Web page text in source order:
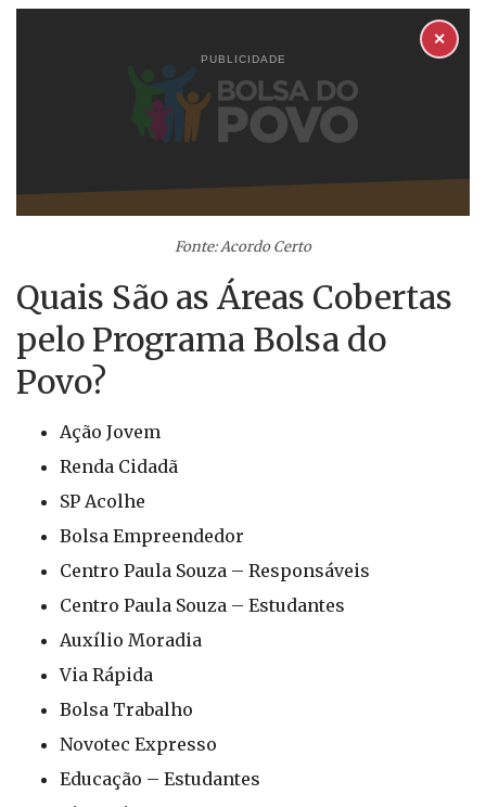
PUBLICIDADE
✕
Fonte: Acordo Certo
Quais São as Áreas Cobertas
pelo Programa Bolsa do
Povo?
Ação Jovem
Renda Cidadã
SP Acolhe
Bolsa Empreendedor
Centro Paula Souza – Responsáveis
Centro Paula Souza – Estudantes
Auxílio Moradia
Via Rápida
Bolsa Trabalho
Novotec Expresso
Educação – Estudantes